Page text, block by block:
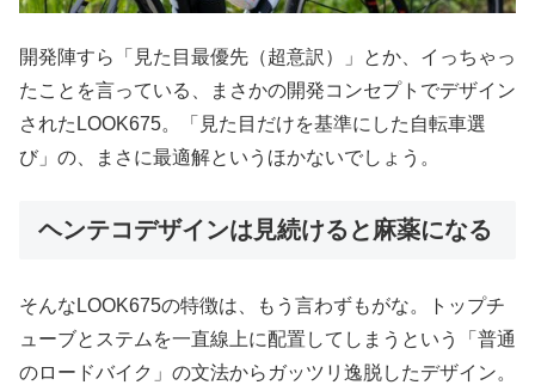
開発陣すら「見た目最優先（超意訳）」とか、イっちゃっ
たことを言っている、まさかの開発コンセプトでデザイン
されたLOOK675。「見た目だけを基準にした自転車選
び」の、まさに最適解というほかないでしょう。
ヘンテコデザインは見続けると麻薬になる
そんなLOOK675の特徴は、もう言わずもがな。トップチ
ューブとステムを一直線上に配置してしまうという「普通
のロードバイク」の文法からガッツリ逸脱したデザイン。